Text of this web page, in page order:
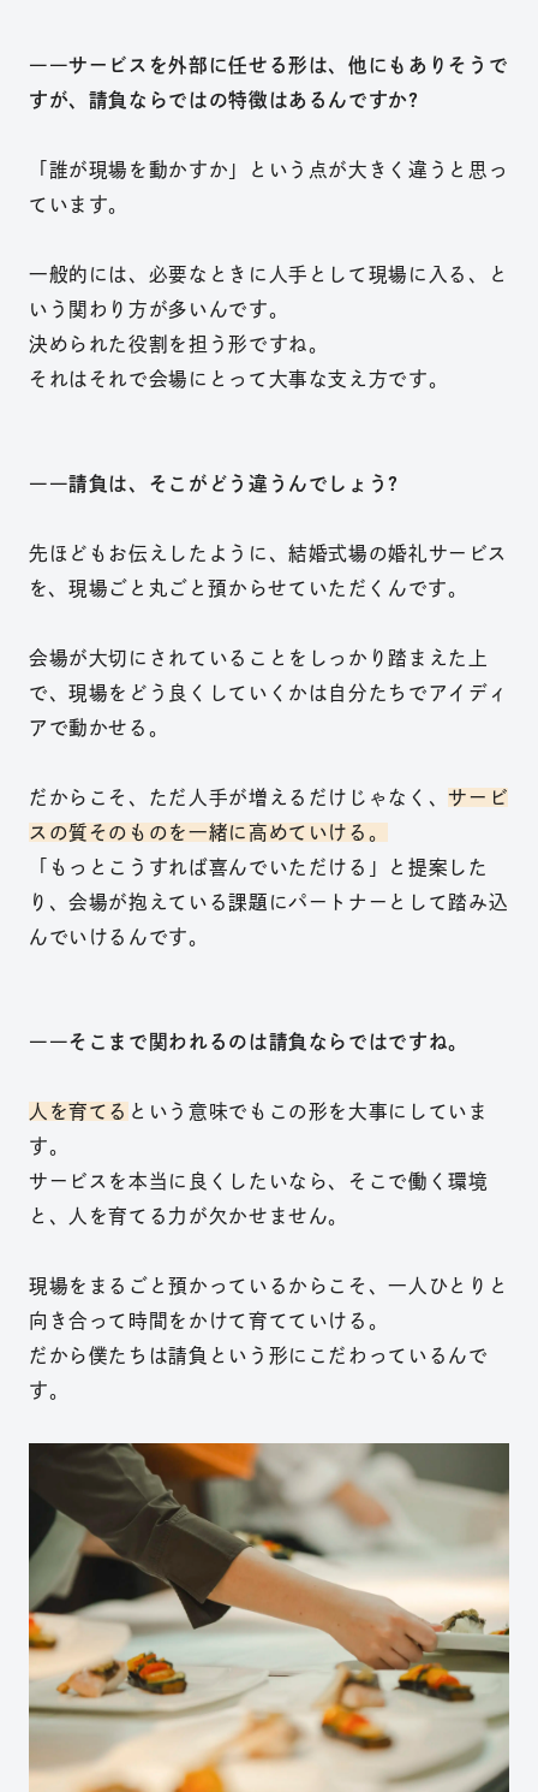
――サービスを外部に任せる形は、他にもありそうで
すが、請負ならではの特徴はあるんですか?
「誰が現場を動かすか」という点が大きく違うと思っ
ています。
一般的には、必要なときに人手として現場に入る、と
いう関わり方が多いんです。
決められた役割を担う形ですね。
それはそれで会場にとって大事な支え方です。
――請負は、そこがどう違うんでしょう?
先ほどもお伝えしたように、結婚式場の婚礼サービス
を、現場ごと丸ごと預からせていた だく んです。
会場が大切にされていることをしっかり踏まえた上
で、現場をどう良くしていくかは自分たちでアイディ
アで動かせる。
だからこそ、ただ人手が増えるだけじゃなく、サービ
スの質そのものを一緒に高めていける。
「もっとこうすれば喜んでいただける」と提案した
り、会場が抱えている課題にパートナーとして踏み込
んでいけるんです。
――そこまで関われるのは請負ならではですね。
人を育てる という意味でもこの形を大事にしていま
す。
サービスを本当に良くしたいなら、そこで働く環境
と、人を育てる力が欠かせません。
現場をまるごと預かっているからこそ、一人ひとりと
向き合って時間をかけて育てていける。
だから僕たちは請負という形にこだわっているんで
す。